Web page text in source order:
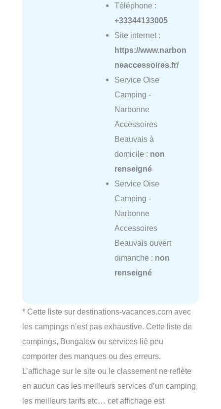
Téléphone :
+33344133005
Site internet :
https://www.narbon
neaccessoires.fr/
Service Oise
Camping -
Narbonne
Accessoires
Beauvais à
domicile : non
renseigné
Service Oise
Camping -
Narbonne
Accessoires
Beauvais ouvert
dimanche : non
renseigné
* Cette liste sur destinations-vacances.com avec
les campings n’est pas exhaustive. Cette liste de
campings, Bungalow ou services lié peu
comporter des manques ou des erreurs.
L’affichage sur le site ou le classement ne reflète
en aucun cas les meilleurs services d’un camping,
les meilleurs tarifs etc… cet affichage est